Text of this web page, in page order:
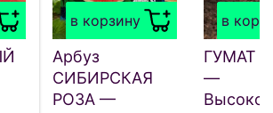
в корзину
Арбуз
СИБИРСКАЯ
РОЗА —
в
ГУМАТ
—